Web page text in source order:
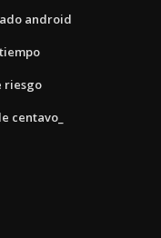
android
riesgo
centavo_